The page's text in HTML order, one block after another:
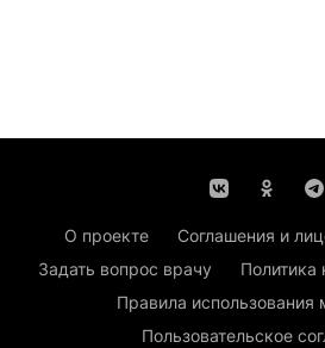
О проекте Соглашения и
Задать вопрос врачу
Политика
Правила использования
Пользовательское